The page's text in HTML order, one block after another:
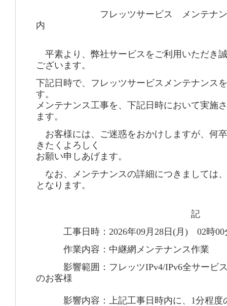
フレッツサービス メンテナン
内
平素より、弊社サービスをご利用いただき
ございます。
下記日時で、フレッツサービスメンテナンス
す。
メンテナンス工事を、下記日時において実施
ます。
お客様には、ご迷惑をおかけしますが、何
きたくよろしく
お願い申しあげます。
なお、メンテナンスの詳細につきましては
となります。
記
工事日時：2026年09月28日(月) 02時00
作業内容：中継網メンテナンス作業
影響範囲：フレッツIPv4/IPv6全サービ
のお客様
影響内容：上記工事日時内に、1分程度